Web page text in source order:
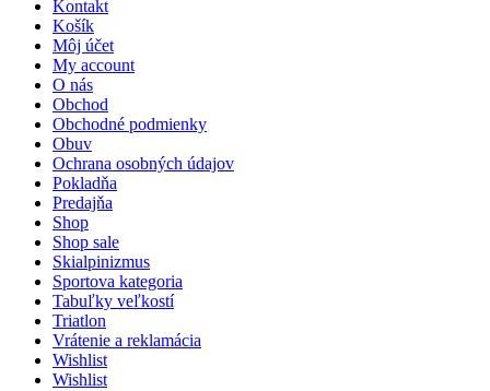
Kontakt
Košík
Môj účet
My account
O nás
Obchod
Obchodné podmienky
Obuv
Ochrana osobných údajov
Pokladňa
Predajňa
Shop
Shop sale
Skialpinizmus
Sportova kategoria
Tabuľky veľkostí
Triatlon
Vrátenie a reklamácia
Wishlist
Wishlist